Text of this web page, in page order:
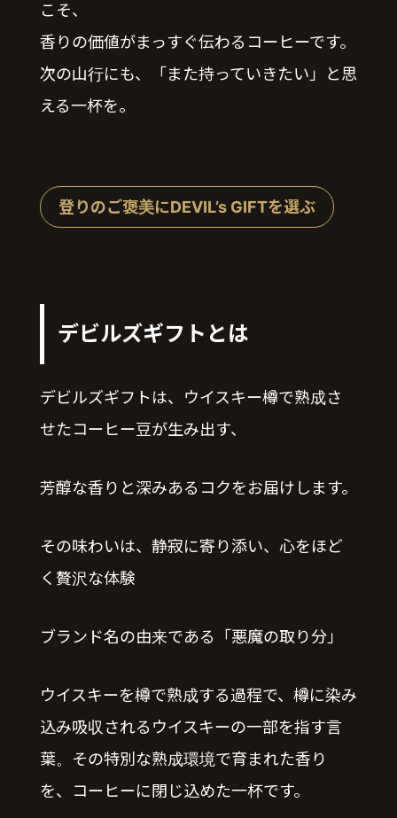
こそ、
香りの価値がまっすぐ伝わるコーヒーです。
次の山行にも、「また持っていきたい」と思
える一杯を。
登りのご褒美にDEVIL’s GIFTを選ぶ
デビルズギフトとは
デビルズギフトは、ウイスキー樽で熟成さ
せたコーヒー豆が生み出す、
芳醇な香りと深みあるコクをお届けします。
その味わいは、静寂に寄り添い、心をほど
く贅沢な体験
ブランド名の由来である「悪魔の取り分」
ウイスキーを樽で熟成する過程で、樽に染み
込み吸収されるウイスキーの一部を指す言
葉。その特別な熟成環境で育まれた香り
を、コーヒーに閉じ込めた一杯です。